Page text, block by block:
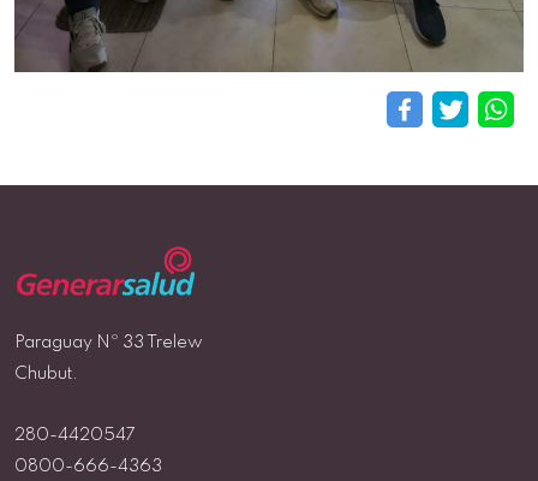
Paraguay Nº 33 Trelew
Chubut.
280-4420547
0800-666-4363